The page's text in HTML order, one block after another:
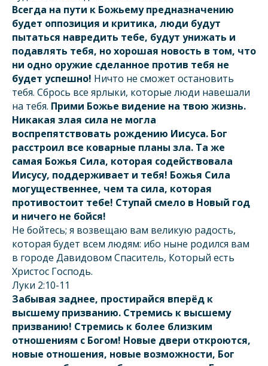
Всегда на пути к Божьему предназначению
будет оппозиция и критика, люди будут
пытаться навредить тебе, будут унижать и
подавлять тебя, но хорошая новость в том, что
ни одно оружие сделанное против тебя не
будет успешно! Ничто не сможет остановить
тебя. Сбрось все ярлыки, которые люди навешали
на тебя. Прими Божье видение на твою жизнь.
Никакая злая сила не могла
воспрепятствовать рождению Иисуса. Бог
расстроил все коварные планы зла. Та же
самая Божья Сила, которая содействовала
Иисусу, поддерживает и тебя! Божья Сила
могущественнее, чем та сила, которая
противостоит тебе! Ступай смело в Новый год
и ничего не бойся!
Не бойтесь; я возвещаю вам великую радость,
которая будет всем людям: ибо ныне родился вам
в городе Давидовом Спаситель, Который есть
Христос Господь.
Луки 2:10-11
Забывая заднее, простирайся вперёд к
высшему призванию. Стремись к высшему
призванию! Стремись к более близким
отношениям с Богом! Новые двери откроются,
новые отношения, новые возможности, Бог